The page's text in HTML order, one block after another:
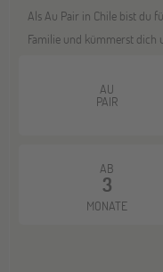
Als Au Pair in Chile bist du
Familie und kümmerst dich
AU
PAIR
AB
3
MONATE